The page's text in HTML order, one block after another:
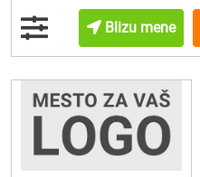
Blizu mene